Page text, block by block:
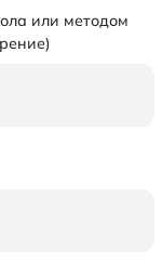
или методом